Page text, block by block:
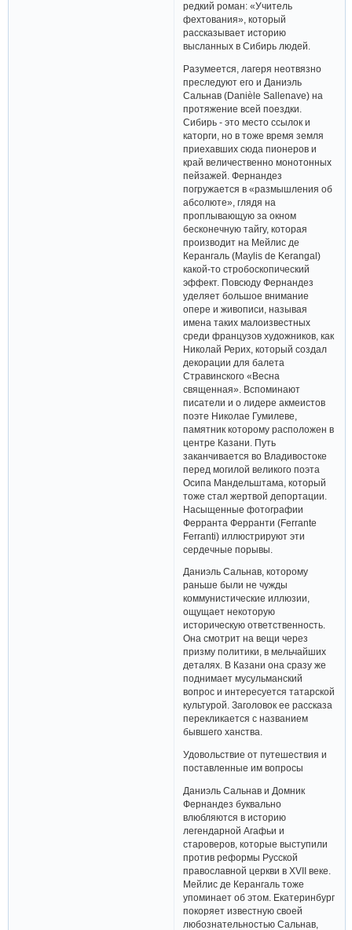
редкий роман: «Учитель
фехтования», который
рассказывает историю
высланных в Сибирь людей.
Разумеется, лагеря неотвязно
преследуют его и Даниэль
Сальнав (Danièle Sallenave) на
протяжение всей поездки.
Сибирь - это место ссылок и
каторги, но в тоже время земля
приехавших сюда пионеров и
край величественно монотонных
пейзажей. Фернандез
погружается в «размышления об
абсолюте», глядя на
проплывающую за окном
бесконечную тайгу, которая
производит на Мейлис де
Керангаль (Maylis de Kerangal)
какой-то стробоскопический
эффект. Повсюду Фернандез
уделяет большое внимание
опере и живописи, называя
имена таких малоизвестных
среди французов художников, как
Николай Рерих, который создал
декорации для балета
Стравинского «Весна
священная». Вспоминают
писатели и о лидере акмеистов
поэте Николае Гумилеве,
памятник которому расположен в
центре Казани. Путь
заканчивается во Владивостоке
перед могилой великого поэта
Осипа Мандельштама, который
тоже стал жертвой депортации.
Насыщенные фотографии
Ферранта Ферранти (Ferrante
Ferranti) иллюстрируют эти
сердечные порывы.
Даниэль Сальнав, которому
раньше были не чужды
коммунистические иллюзии,
ощущает некоторую
историческую ответственность.
Она смотрит на вещи через
призму политики, в мельчайших
деталях. В Казани она сразу же
поднимает мусульманский
вопрос и интересуется татарской
культурой. Заголовок ее рассказа
перекликается с названием
бывшего ханства.
Удовольствие от путешествия и
поставленные им вопросы
Даниэль Сальнав и Домник
Фернандез буквально
влюбляются в историю
легендарной Агафьи и
староверов, которые выступили
против реформы Русской
православной церкви в XVII веке.
Мейлис де Керангаль тоже
упоминает об этом. Екатеринбург
покоряет известную своей
любознательностью Сальнав,